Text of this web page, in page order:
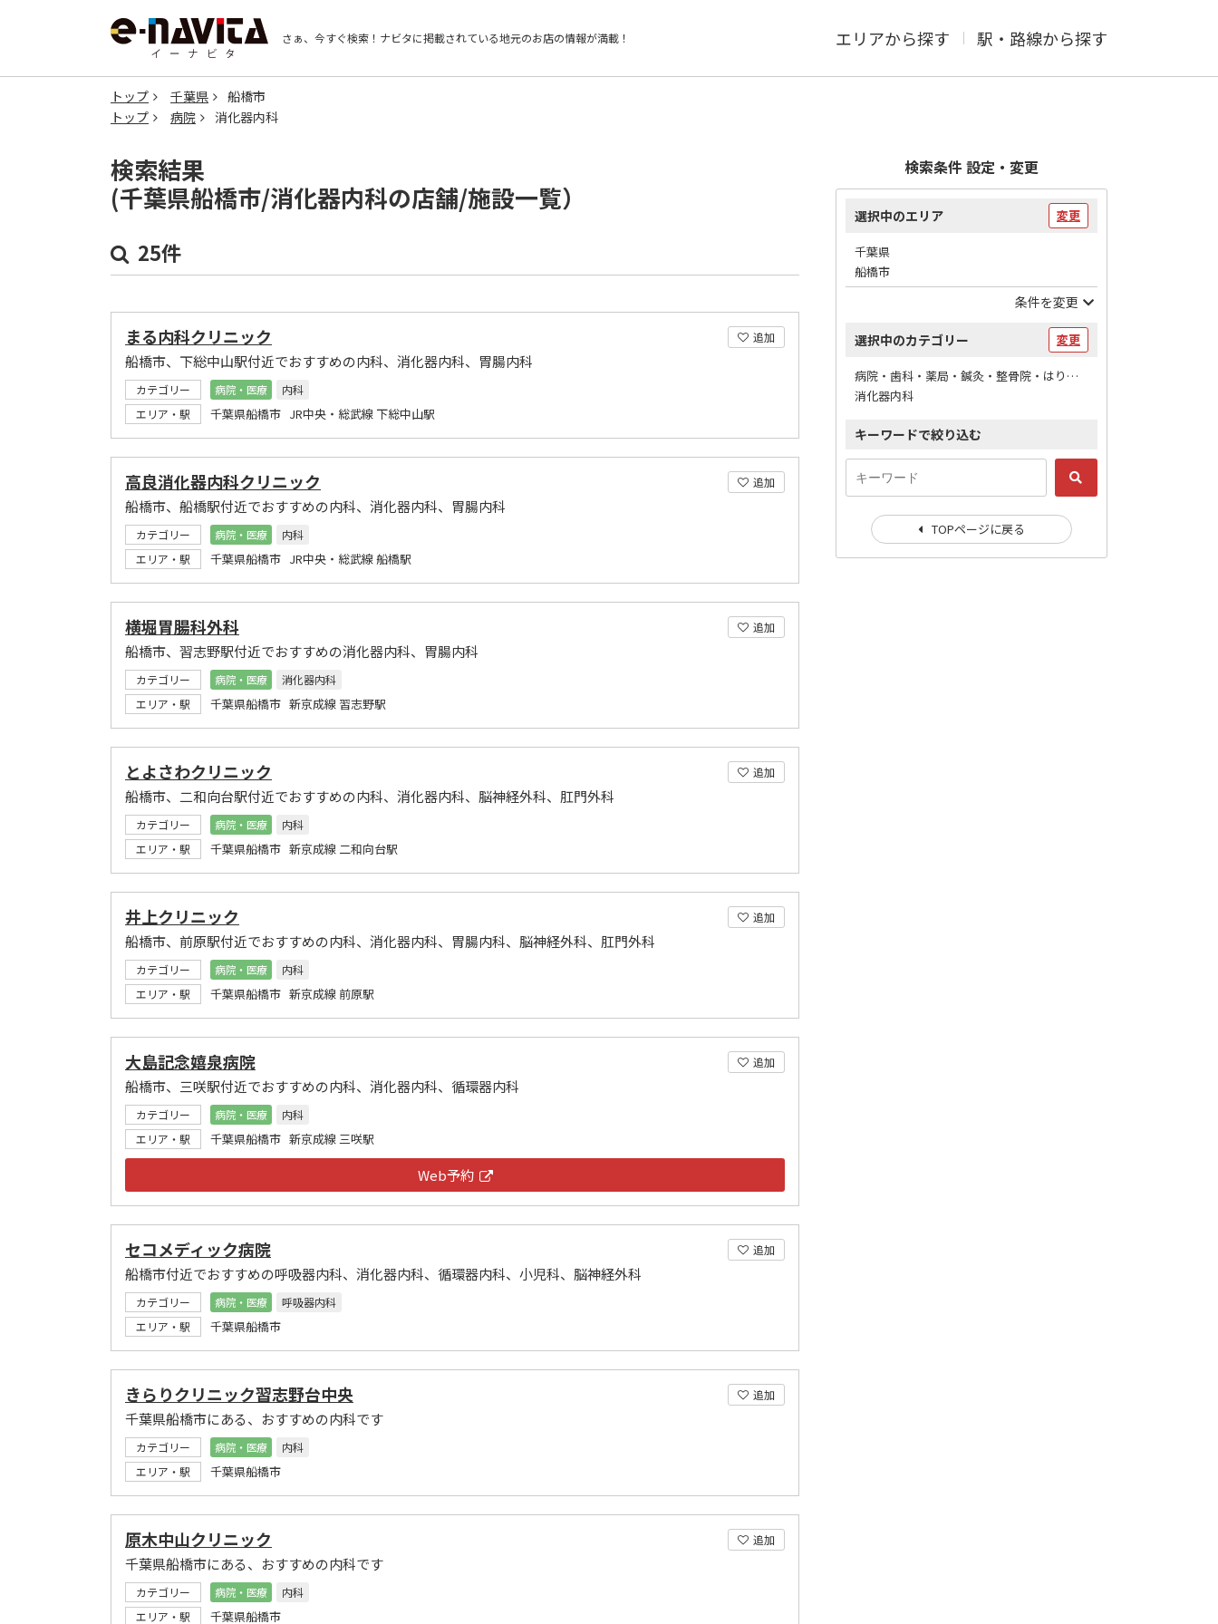
さぁ、今すぐ検索！ ナビタに掲載されている地元のお店の情報が満載！ エリアから探す 駅・路線から探す
トップ 千葉県
船橋市
トップ
病院 消化器内科
検索結果
(千葉県船橋市/消化器内科の店舗/施設一覧）
25件
追加
まる内科クリニック
船橋市、下総中山駅付近でおすすめの内科、消化器内科、胃腸内科
カテゴリー 病院・医療
内科
エリア・駅
千葉県船橋市 JR中央・総武線 下総中山駅
追加
高良消化器内科クリニック
船橋市、船橋駅付近でおすすめの内科、消化器内科、胃腸内科
カテゴリー 病院・医療
内科
エリア・駅
千葉県船橋市 JR中央・総武線 船橋駅
追加
横堀胃腸科外科
船橋市、習志野駅付近でおすすめの消化器内科、胃腸内科
カテゴリー 病院・医療
消化器内科
エリア・駅
千葉県船橋市 新京成線 習志野駅
追加
とよさわクリニック
船橋市、二和向台駅付近でおすすめの内科、消化器内科、脳神経外科、肛門外科
カテゴリー 病院・医療
内科
エリア・駅
千葉県船橋市 新京成線 二和向台駅
追加
井上クリニック
船橋市、前原駅付近でおすすめの内科、消化器内科、胃腸内科、脳神経外科、肛門外科
カテゴリー 病院・医療
内科
エリア・駅
千葉県船橋市 新京成線 前原駅
追加
大島記念嬉泉病院
船橋市、三咲駅付近でおすすめの内科、消化器内科、循環器内科
カテゴリー 病院・医療
内科
エリア・駅
千葉県船橋市 新京成線 三咲駅
Web予約
追加
セコメディック病院
船橋市付近でおすすめの呼吸器内科、消化器内科、循環器内科、小児科、脳神経外科
カテゴリー 病院・医療
呼吸器内科
エリア・駅
千葉県船橋市
追加
きらりクリニック習志野台中央
千葉県船橋市にある、おすすめの内科です
カテゴリー 病院・医療
内科
エリア・駅
千葉県船橋市
追加
原木中山クリニック
千葉県船橋市にある、おすすめの内科です
カテゴリー 病院・医療
内科
エリア・駅
千葉県船橋市
検索条件 設定・変更
選択中のエリア 変更
千葉県
船橋市
条件を変更
選択中のカテゴリー 変更
病院・歯科・薬局・鍼灸・整骨院・はりマッサージ / 病院
消化器内科
キーワードで絞り込む
TOPページに戻る